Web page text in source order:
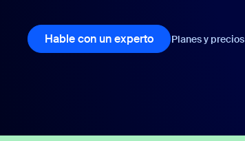
Hable con un experto Planes y precios